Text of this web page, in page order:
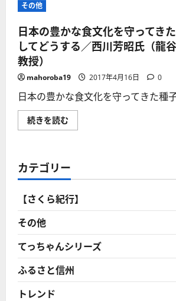
その他
日本の豊かな食文化を守ってき
してどうする／西川芳昭氏（龍
教授）
mahoroba19 2017年4月16日 0
日本の豊かな食文化を守ってきた種
続きを読む
本
食
文
を
守
っ
た
種
子
法
を
廃
止
カテゴリー
【さくら紀行】
その他
てっちゃんシリーズ
ふるさと信州
トレンド